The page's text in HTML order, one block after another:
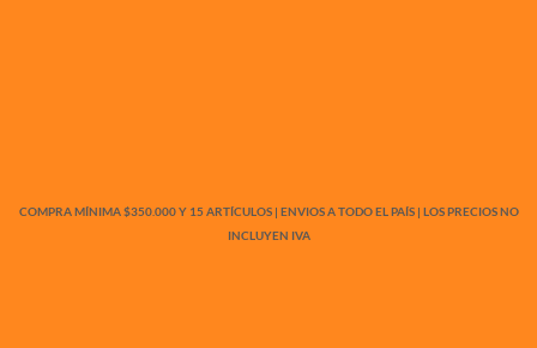
COMPRA MÍNIMA $350.000 Y 15 ARTÍCULOS | ENVIOS A TODO EL PAÍS | LOS PRECIOS NO
INCLUYEN IVA